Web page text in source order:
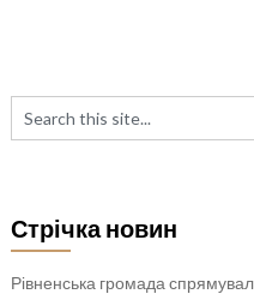
Стрічка новин
Рівненська громада